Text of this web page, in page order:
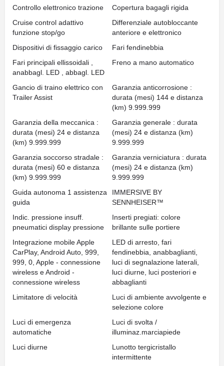
Controllo elettronico trazione
Copertura bagagli rigida
Cruise control adattivo
funzione stop/go
Differenziale autobloccante
anteriore e elettronico
Dispositivi di fissaggio carico
Fari fendinebbia
Fari principali ellissoidali ,
anabbagl. LED , abbagl. LED
Freno a mano automatico
Gancio di traino elettrico con
Trailer Assist
Garanzia anticorrosione :
durata (mesi) 144 e distanza
(km) 9.999.999
Garanzia della meccanica :
durata (mesi) 24 e distanza
(km) 9.999.999
Garanzia generale : durata
(mesi) 24 e distanza (km)
9.999.999
Garanzia soccorso stradale :
durata (mesi) 60 e distanza
(km) 9.999.999
Garanzia verniciatura : durata
(mesi) 24 e distanza (km)
9.999.999
Guida autonoma 1 assistenza
guida
IMMERSIVE BY
SENNHEISER™
Indic. pressione insuff.
pneumatici display pressione
Inserti pregiati: colore
brillante sulle portiere
Integrazione mobile Apple
CarPlay, Android Auto, 999,
999, 0, Apple - connessione
wireless e Android -
connessione wireless
LED di arresto, fari
fendinebbia, anabbaglianti,
luci di segnalazione laterali,
luci diurne, luci posteriori e
abbaglianti
Limitatore di velocità
Luci di ambiente avvolgente e
selezione colore
Luci di emergenza
automatiche
Luci di svolta /
illuminaz.marciapiede
Luci diurne
Lunotto tergicristallo
intermittente